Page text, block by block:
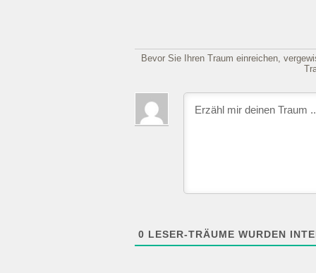
Bevor Sie Ihren Traum einreichen,
0 LESER-TRÄUME WURDEN